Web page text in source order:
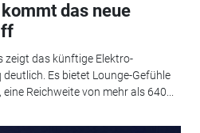
das neue
zeigt das künftige Elektro-
Es bietet Lounge-Gefühle
Reichweite von mehr als 640...